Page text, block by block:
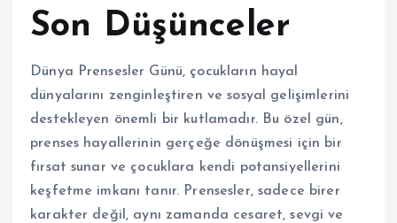
Son Düşünceler
Dünya Prensesler Günü, çocukların hayal
dünyalarını zenginleştiren ve sosyal gelişimlerini
destekleyen önemli bir kutlamadır. Bu özel gün,
prenses hayallerinin gerçeğe dönüşmesi için bir
fırsat sunar ve çocuklara kendi potansiyellerini
keşfetme imkanı tanır. Prensesler, sadece birer
karakter değil, aynı zamanda cesaret, sevgi ve